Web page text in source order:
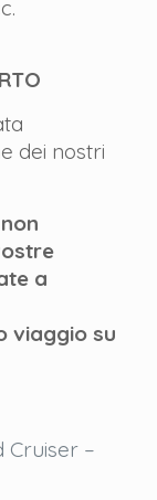
dei nostri
a
viaggio su
Cruiser –